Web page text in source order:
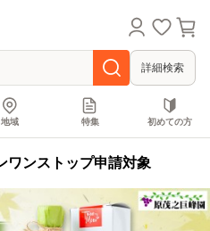
詳細検索
地域 特集 初めての方
ワンストップ申請対象